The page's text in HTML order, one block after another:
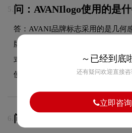
5. 问：AVANIlogo使用的是
答：AVANI品牌标志采用的是几何
牌形象高度契合，在确保良好阅读
式复古设计风格。字体的结构、粗
使整体标志在不同尺寸和场景下均
6. 问：AVANI的品牌logo属
～已经到底
还有疑问欢迎直接咨
立即咨询